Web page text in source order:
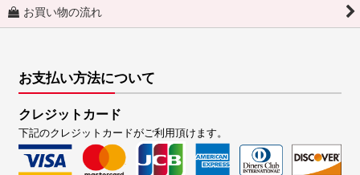
お買い物の流れ
お支払い方法について
クレジットカード
下記のクレジットカードがご利用頂けます。